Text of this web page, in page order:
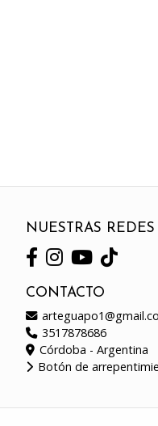
NUESTRAS
CONTACTO
3517878686
Córdoba - Argentina
Botón de